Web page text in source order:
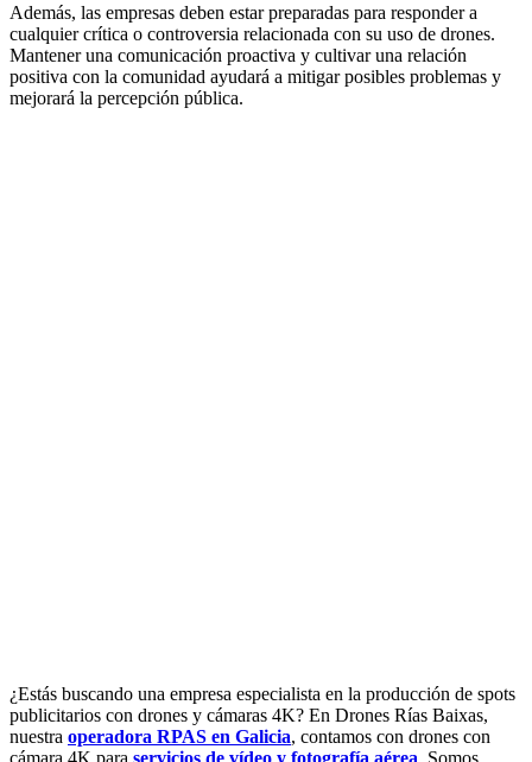
Además, las empresas deben estar preparadas para responder a
cualquier crítica o controversia relacionada con su uso de drones.
Mantener una comunicación proactiva y cultivar una relación
positiva con la comunidad ayudará a mitigar posibles problemas y
mejorará la percepción pública.
¿Estás buscando una empresa especialista en la producción de spots
publicitarios con drones y cámaras 4K? En Drones Rías Baixas,
nuestra operadora RPAS en Galicia, contamos con drones con
cámara 4K para servicios de vídeo y fotografía aérea . Somos